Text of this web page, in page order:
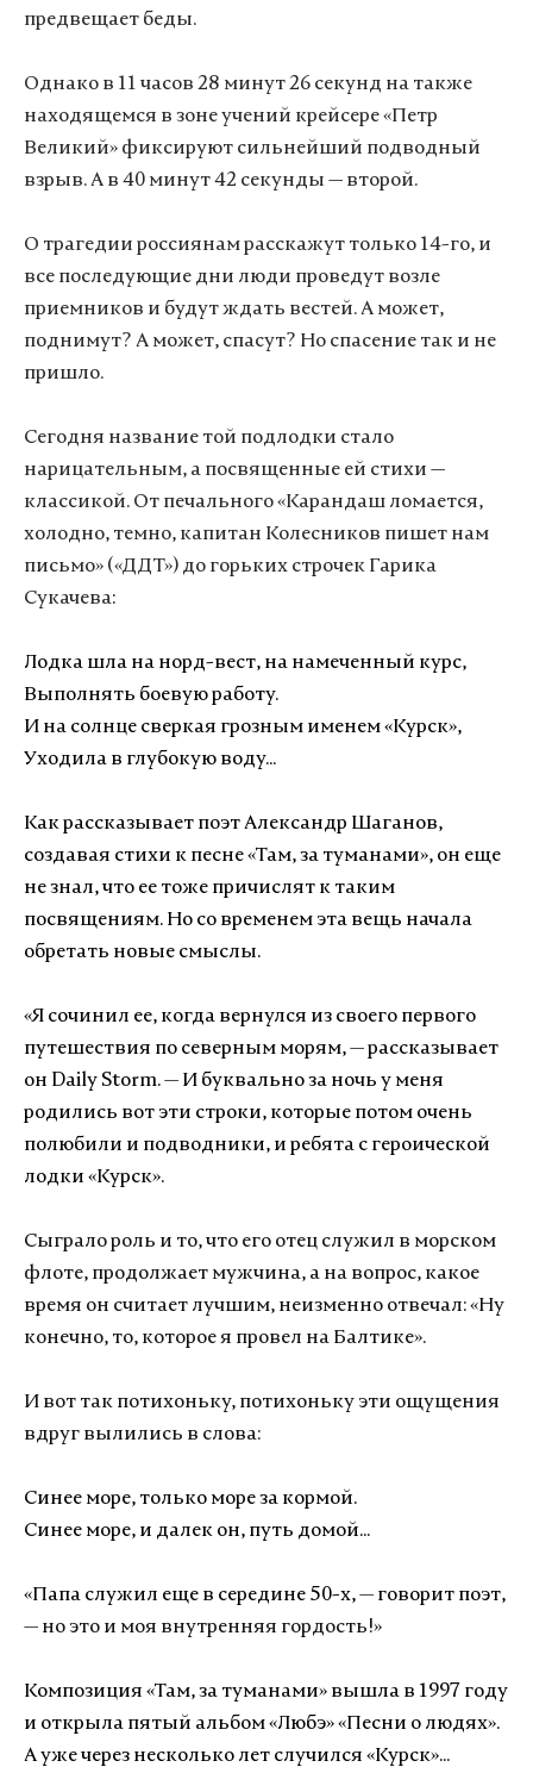
предвещает беды.
Однако в 11 часов 28 минут 26 секунд на также
находящемся в зоне учений крейсере «Петр
Великий» фиксируют сильнейший подводный
взрыв. А в 40 минут 42 секунды — второй.
О трагедии россиянам расскажут только 14-го, и
все последующие дни люди проведут возле
приемников и будут ждать вестей. А может,
поднимут? А может, спасут? Но спасение так и не
пришло.
Сегодня название той подлодки стало
нарицательным, а посвященные ей стихи —
классикой. От печального «Карандаш ломается,
холодно, темно, капитан Колесников пишет нам
письмо» («ДДТ») до горьких строчек Гарика
Сукачева:
Лодка шла на норд-вест, на намеченный курс,
Выполнять боевую работу.
И на солнце сверкая грозным именем «Курск»,
Уходила в глубокую воду...
Как рассказывает поэт Александр Шаганов,
создавая стихи к песне «Там, за туманами», он еще
не знал, что ее тоже причислят к таким
посвящениям. Но со временем эта вещь начала
обретать новые смыслы.
«Я сочинил ее, когда вернулся из своего первого
путешествия по северным морям,—рассказывает
он Daily Storm.— И буквально за ночь у меня
родились вот эти строки, которые потом очень
полюбили и подводники, и ребята с героической
лодки «Курск».
Сыграло роль и то, что его отец служил в морском
флоте, продолжает мужчина, а на вопрос, какое
время он считает лучшим, неизменно отвечал: «Ну
конечно, то, которое я провел на Балтике».
И вот так потихоньку, потихоньку эти ощущения
вдруг вылились в слова:
Синее море, только море за кормой.
Синее море, и далек он, путь домой...
«Папа служил еще в середине 50-х,— говорит поэт,
— но это и моя внутренняя гордость!»
Композиция «Там, за туманами» вышла в 1997 году
и открыла пятый альбом «Любэ» «Песни о людях».
А уже через несколько лет случился «Курск»...